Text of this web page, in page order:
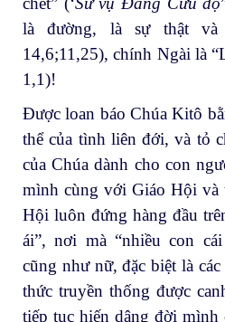
là đường, là sự thật
14,6;11,25), chính Ngài là
1,1)!
Được loan báo Chúa Kitô
thể của tình liên đới, và tỏ
của Chúa dành cho con
mình cùng với Giáo Hội và
Hội luôn đứng hàng đầu
ái”, nơi mà “nhiều con
cũng như nữ, đặc biệt là
thức truyền thống được
tiếp tục hiến dâng đời mình